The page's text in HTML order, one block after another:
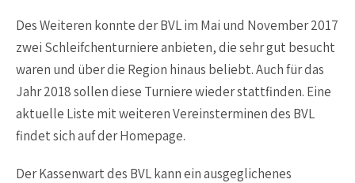
Des Weiteren konnte der BVL im Mai und November 2017
zwei Schleifchenturniere anbieten, die sehr gut besucht
waren und über die Region hinaus beliebt. Auch für das
Jahr 2018 sollen diese Turniere wieder stattfinden. Eine
aktuelle Liste mit weiteren Vereinsterminen des BVL
findet sich auf der Homepage.
Der Kassenwart des BVL kann ein ausgeglichenes